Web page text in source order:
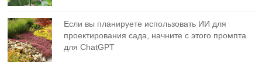
Если вы планируете использовать ИИ для
проектирования сада, начните с этого промпта
для ChatGPT